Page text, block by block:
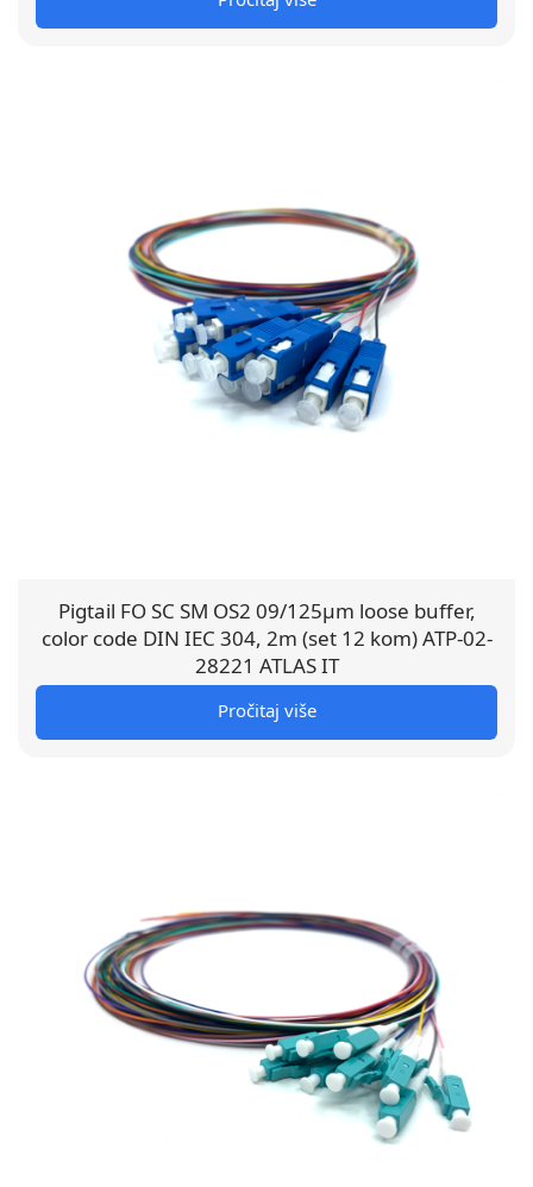
Pigtail FO SC SM OS2 09/125µm loose buffer,
color code DIN IEC 304, 2m (set 12 kom) ATP-02-
28221 ATLAS IT
Pročitaj više